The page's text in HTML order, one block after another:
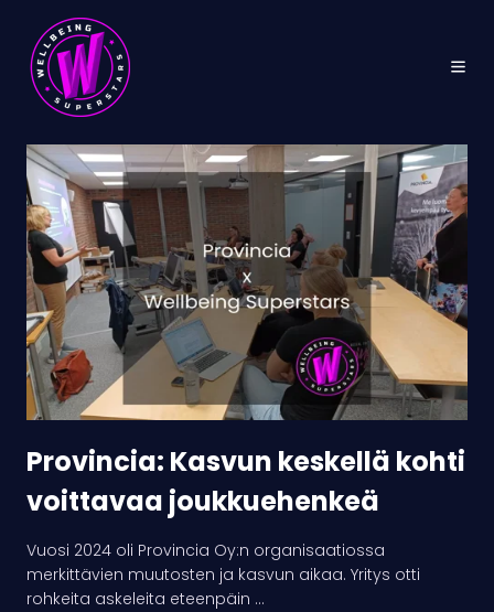
Provincia:
Kasvun
keskellä
kohti
voittavaa
joukkuehenkeä
Provincia: Kasvun keskellä kohti
voittavaa joukkuehenkeä
Vuosi 2024 oli Provincia Oy:n organisaatiossa
merkittävien muutosten ja kasvun aikaa. Yritys otti
rohkeita askeleita eteenpäin ...